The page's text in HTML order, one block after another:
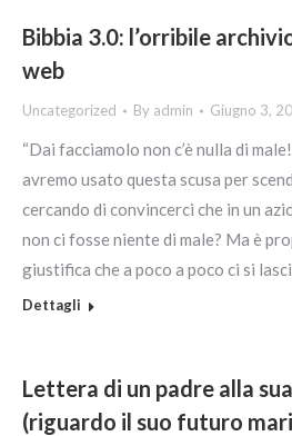
Bibbia 3.0: l’orribile
web
Uncategorized By admin Giugno 3,
“Dai facciamolo non c’è nulla di
avremo usato questa scusa per
cercando di convincerci che in un
non ci fosse niente di male? Ma è
giustifica che a poco a poco ci si
Dettagli
Lettera di un padre alla
(riguardo il suo futuro